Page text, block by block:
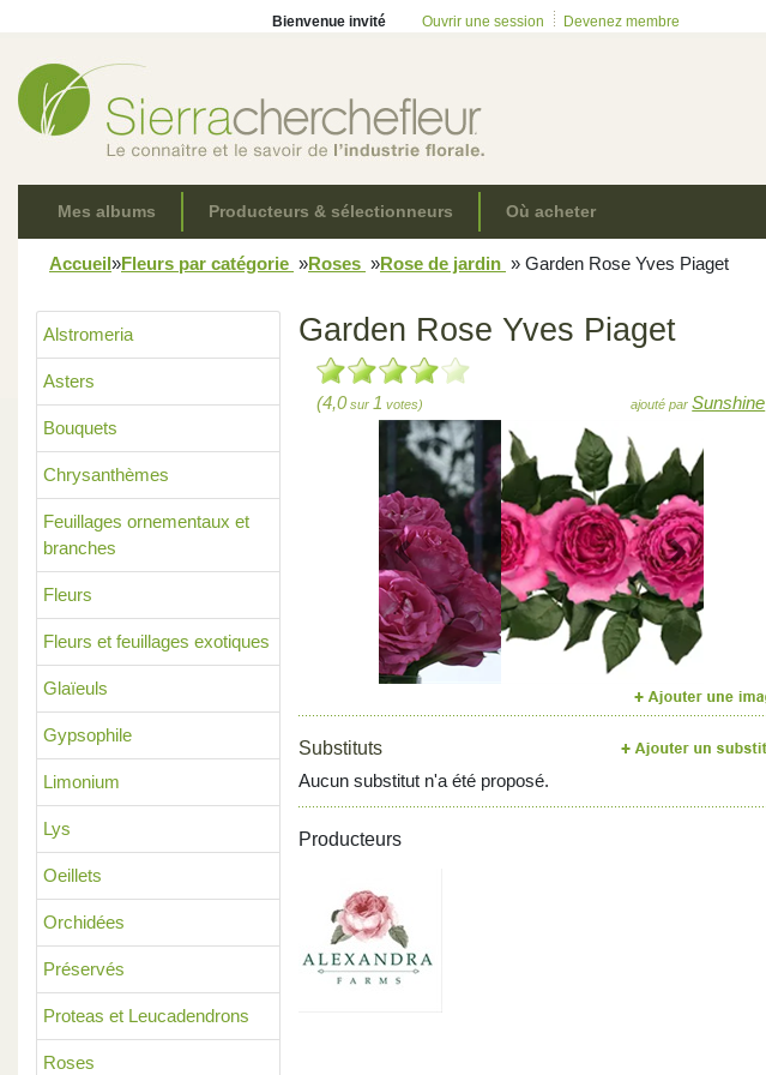
Bienvenue invité Ouvrir une session Devenez membre
Mes albums Producteurs & sélectionneurs Où acheter
Accueil»Fleurs par catégorie »Roses »Rose de jardin » Garden Rose Yves Piaget
Alstromeria
Asters
Bouquets
Chrysanthèmes
Feuillages ornementaux et
branches
Fleurs
Fleurs et feuillages exotiques
Glaïeuls
Gypsophile
Limonium
Lys
Oeillets
Orchidées
Préservés
Proteas et Leucadendrons
Roses
Garden Rose Yves Piaget
(4,0sur 1 votes) ajouté parSunshine
Previous Next
Substituts
Aucun substitut n'a été proposé.
Producteurs